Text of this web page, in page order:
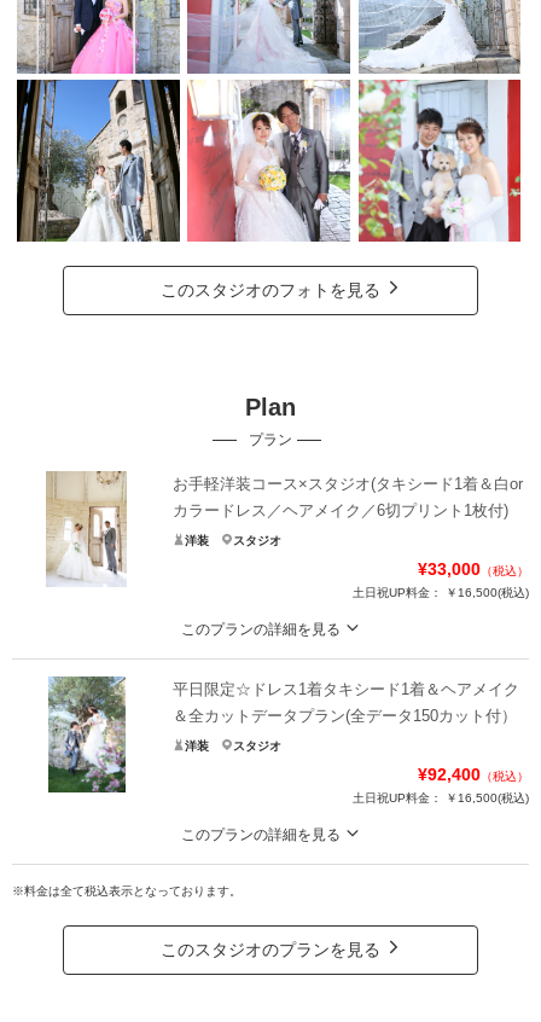
このスタジオのフォトを見る
Plan
プラン
お手軽洋装コース×スタジオ(タキシード1着＆白or
カラードレス／ヘアメイク／6切プリント1枚付)
洋装 スタジオ
¥33,000 （税込）
土日祝UP料金：
￥16,500(税込)
このプランの詳細を見る
ドレスで素敵なフォトを残しましょう♪
タキシード、ドレス（白orカラー）とヘアメイク、写真6切1枚がセットになっ
たプランです。たくさん撮影した中から、お好きなフォトを選べますよ☆
新郎衣装1着
ヘアメイク
アルバム データ 台紙付写真
衣装追加
家族と撮影 家族用衣装レンタル ペットと撮影
その他含むもの
平日限定☆ドレス1着タキシード1着＆ヘアメイク
＆全カットデータプラン(全データ150カット付）
洋装 スタジオ
¥92,400 （税込）
土日祝UP料金：
￥16,500(税込)
このプランの詳細を見る
ドレスとタキシードでたくさんのデータが欲しい方へ♪
平日ならではのゆったり撮影＆素敵なドレスでの150カットデータのお渡しプ
※料金は全て税込表示となっております。
このスタジオのプランを見る